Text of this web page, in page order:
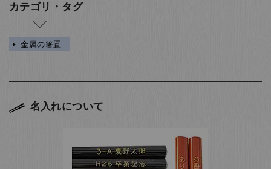
カテゴリ・タグ
金属の箸置
名入れについて